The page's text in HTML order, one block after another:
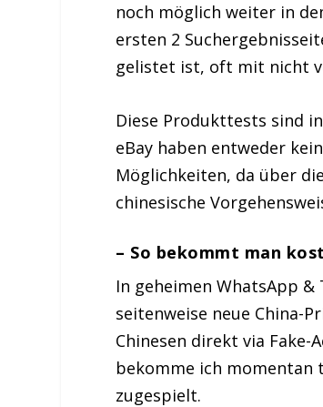
noch möglich weiter in
ersten 2
gelistet ist, oft mit nicht
Diese Produkttests sind
eBay haben entweder
Möglichkeiten, da über
chinesische
– So bekommt man
In geheimen WhatsApp
seitenweise neue China-
Chinesen direkt via
bekomme ich momentan
zugespielt.